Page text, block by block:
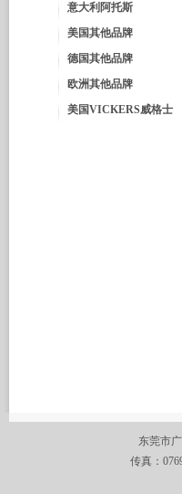
意大利阿托斯
美国其他品牌
德国其他品牌
欧洲其他品牌
美国VICKERS威格士
东莞市
传真：